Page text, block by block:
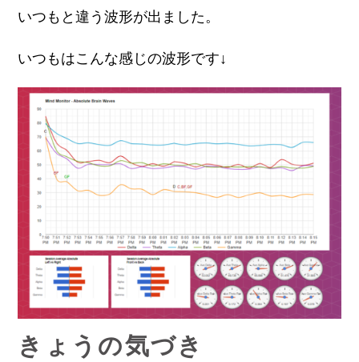
いつもと違う波形が出ました。
いつもはこんな感じの波形です↓
きょうの気づき